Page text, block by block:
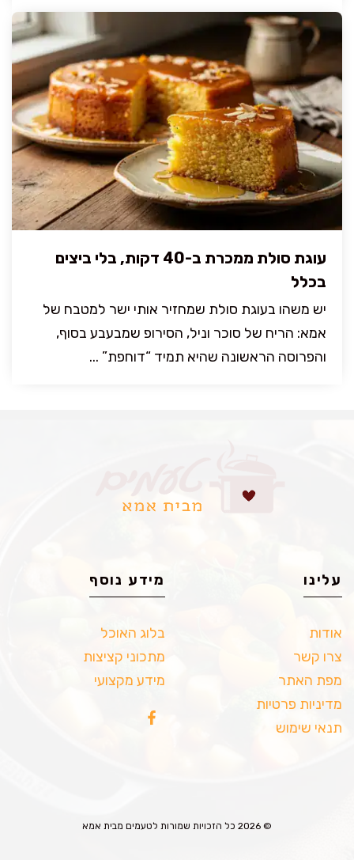
עוגת סולת ממכרת ב-40 דקות, בלי ביצים
בכלל
יש משהו בעוגת סולת שמחזיר אותי ישר למטבח של
אמא: הריח של סוכר וניל, הסירופ שמבעבע בסוף,
והפרוסה הראשונה שהיא תמיד “דוחפת” ...
עלינו
אודות
צרו קשר
מפת האתר
מדיניות פרטיות
תנאי שימוש
מידע נוסף
בלוג האוכל
מתכוני קציצות
מידע מקצועי
© 2026 כל הזכויות שמורות לטעמים מבית אמא